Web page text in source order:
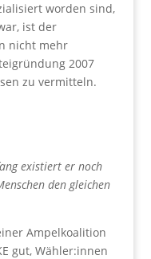
worden sind,
ist der
nicht mehr
2007
zu vermitteln.
existiert er noch
den gleichen
Ampelkoalition
gut, Wähler:innen